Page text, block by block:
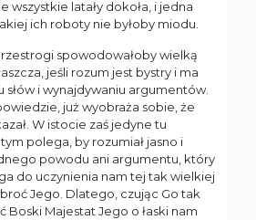
wszystkie latały dokoła, i jedna
ich roboty nie byłoby miodu.
spowodowałoby wielką
jeśli rozum jest bystry i ma
słów i wynajdywaniu argumentów.
już wyobraża sobie, że
W istocie zaś jedyne tu
polega, by rozumiał jasno i
powodu ani argumentu, który
do uczynienia nam tej tak wielkiej
Jego. Dlatego, czując Go tak
Boski Majestat Jego o łaski nam